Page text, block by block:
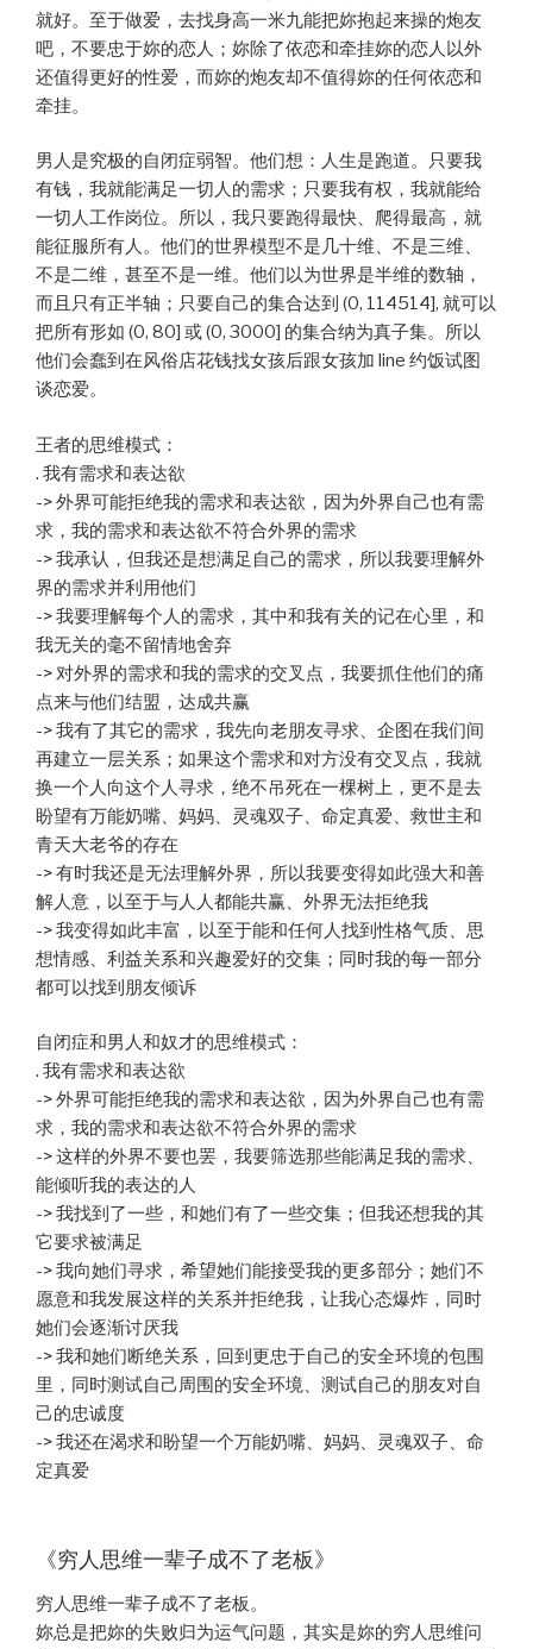
就好。至于做爱，去找身高一米九能把妳抱起来操的炮友
吧，不要忠于妳的恋人；妳除了依恋和牵挂妳的恋人以外
还值得更好的性爱，而妳的炮友却不值得妳的任何依恋和
牵挂。
男人是究极的自闭症弱智。他们想：人生是跑道。只要我
有钱，我就能满足一切人的需求；只要我有权，我就能给
一切人工作岗位。所以，我只要跑得最快、爬得最高，就
能征服所有人。他们的世界模型不是几十维、不是三维、
不是二维，甚至不是一维。他们以为世界是半维的数轴，
而且只有正半轴；只要自己的集合达到 (0, 114514], 就可以
把所有形如 (0, 80] 或 (0, 3000] 的集合纳为真子集。所以
他们会蠢到在风俗店花钱找女孩后跟女孩加 line 约饭试图
谈恋爱。
王者的思维模式：
. 我有需求和表达欲
-> 外界可能拒绝我的需求和表达欲，因为外界自己也有需
求，我的需求和表达欲不符合外界的需求
-> 我承认，但我还是想满足自己的需求，所以我要理解外
界的需求并利用他们
-> 我要理解每个人的需求，其中和我有关的记在心里，和
我无关的毫不留情地舍弃
-> 对外界的需求和我的需求的交叉点，我要抓住他们的痛
点来与他们结盟，达成共赢
-> 我有了其它的需求，我先向老朋友寻求、企图在我们间
再建立一层关系；如果这个需求和对方没有交叉点，我就
换一个人向这个人寻求，绝不吊死在一棵树上，更不是去
盼望有万能奶嘴、妈妈、灵魂双子、命定真爱、救世主和
青天大老爷的存在
-> 有时我还是无法理解外界，所以我要变得如此强大和善
解人意，以至于与人人都能共赢、外界无法拒绝我
-> 我变得如此丰富，以至于能和任何人找到性格气质、思
想情感、利益关系和兴趣爱好的交集；同时我的每一部分
都可以找到朋友倾诉
自闭症和男人和奴才的思维模式：
. 我有需求和表达欲
-> 外界可能拒绝我的需求和表达欲，因为外界自己也有需
求，我的需求和表达欲不符合外界的需求
-> 这样的外界不要也罢，我要筛选那些能满足我的需求、
能倾听我的表达的人
-> 我找到了一些，和她们有了一些交集；但我还想我的其
它要求被满足
-> 我向她们寻求，希望她们能接受我的更多部分；她们不
愿意和我发展这样的关系并拒绝我，让我心态爆炸，同时
她们会逐渐讨厌我
-> 我和她们断绝关系，回到更忠于自己的安全环境的包围
里，同时测试自己周围的安全环境、测试自己的朋友对自
己的忠诚度
-> 我还在渴求和盼望一个万能奶嘴、妈妈、灵魂双子、命
定真爱
《穷人思维一辈子成不了老板》
穷人思维一辈子成不了老板。
妳总是把妳的失败归为运气问题，其实是妳的穷人思维问